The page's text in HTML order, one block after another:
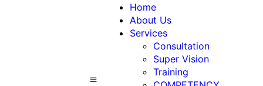
Home
About Us
Services
Consultation
Super Vision
Training